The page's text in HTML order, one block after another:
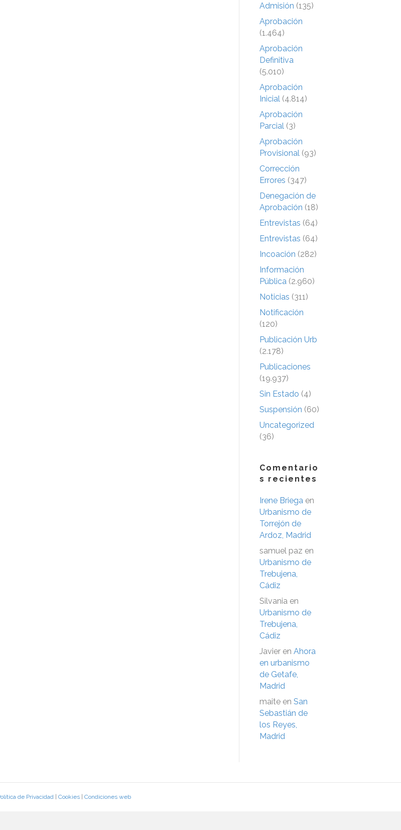
Admisión (135)
Aprobación
(1.464)
Aprobación
Definitiva
(5.010)
Aprobación
Inicial (4.814)
Aprobación
Parcial (3)
Aprobación
Provisional (93)
Corrección
Errores (347)
Denegación de
Aprobación (18)
Entrevistas (64)
Entrevistas (64)
Incoación (282)
Información
Pública (2.960)
Noticias (311)
Notificación
(120)
Publicación Urb
(2.178)
Publicaciones
(19.937)
Sin Estado (4)
Suspensión (60)
Uncategorized
(36)
Comentario
s recientes
Irene Briega en
Urbanismo de
Torrejón de
Ardoz, Madrid
samuel paz en
Urbanismo de
Trebujena,
Cádiz
Silvania en
Urbanismo de
Trebujena,
Cádiz
Javier en Ahora
en urbanismo
de Getafe,
Madrid
maite en San
Sebastián de
los Reyes,
Madrid
de Privacidad| Cookies| Condiciones web